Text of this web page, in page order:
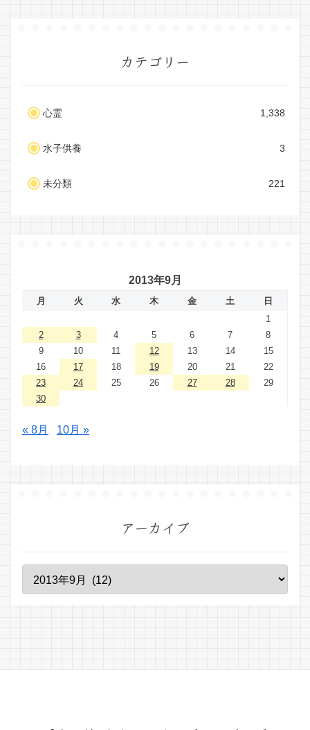
カテゴリー
心霊 1,338
水子供養 3
未分類 221
2013年9月
月 火 水 木 金 土
日
1
2
3 4 5 6 7
8
9
10 11 12 13 14
15
16
17 18 19 20 21
22
23
24 25 26 27 28
29
30
« 8月 10月 »
アーカイブ